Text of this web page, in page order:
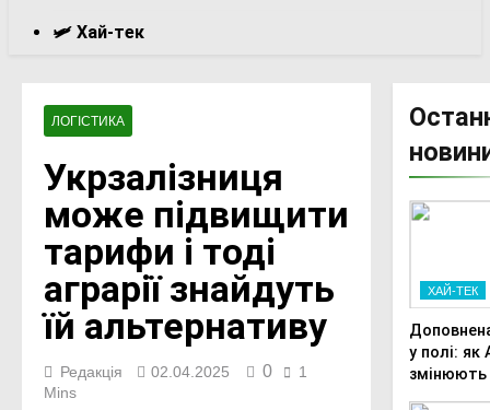
🛩️ Хай-тек
ЛОГІСТИКА
Укрзалізниця
може підвищити
тарифи і тоді
аграрії знайдуть
їй альтернативу
Редакція 02.04.2025 0
1
Mins
ХАЙ-ТЕК
у полі: як
змінюють